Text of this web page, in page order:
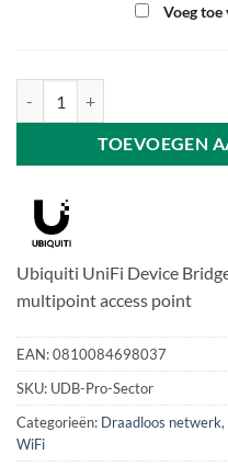
Voeg toe
TOEVOEGEN
Ubiquiti UniFi Device
multipoint access point
EAN:0810084698037
SKU: UDB-Pro-Sector
Categorieën: Draadloos netwerk,
WiFi